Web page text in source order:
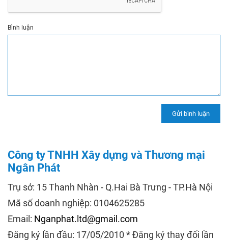
Bình luận
Công ty TNHH Xây dựng và Thương mại
Ngân Phát
Trụ sở: 15 Thanh Nhàn - Q.Hai Bà Trưng - TP.Hà Nội
Mã số doanh nghiệp: 0104625285
Email: Nganphat.ltd@gmail.com
Đăng ký lần đầu: 17/05/2010 * Đăng ký thay đổi lần